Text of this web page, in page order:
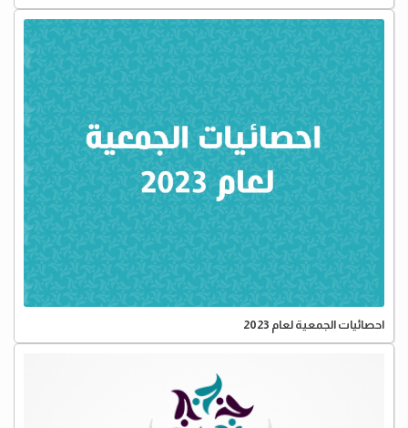
احصائيات الجمعية لعام 2023